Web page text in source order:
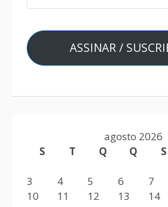
ASSINAR /
agosto 2026
S
T Q Q S
3
4 5 6 7
10
11 12 13 14